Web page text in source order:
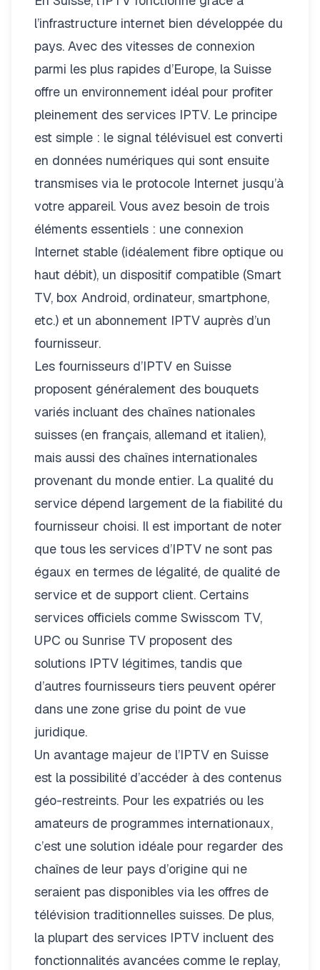
l’infrastructure internet bien développée du
pays. Avec des vitesses de connexion
parmi les plus rapides d’Europe, la Suisse
offre un environnement idéal pour profiter
pleinement des services IPTV. Le principe
est simple : le signal télévisuel est converti
en données numériques qui sont ensuite
transmises via le protocole Internet jusqu’à
votre appareil. Vous avez besoin de trois
éléments essentiels : une connexion
Internet stable (idéalement fibre optique ou
haut débit), un dispositif compatible (Smart
TV, box Android, ordinateur, smartphone,
etc.) et un abonnement IPTV auprès d’un
fournisseur.
Les fournisseurs d’IPTV en Suisse
proposent généralement des bouquets
variés incluant des chaînes nationales
suisses (en français, allemand et italien),
mais aussi des chaînes internationales
provenant du monde entier. La qualité du
service dépend largement de la fiabilité du
fournisseur choisi. Il est important de noter
que tous les services d’IPTV ne sont pas
égaux en termes de légalité, de qualité de
service et de support client. Certains
services officiels comme Swisscom TV,
UPC ou Sunrise TV proposent des
solutions IPTV légitimes, tandis que
d’autres fournisseurs tiers peuvent opérer
dans une zone grise du point de vue
juridique.
Un avantage majeur de l’IPTV en Suisse
est la possibilité d’accéder à des contenus
géo-restreints. Pour les expatriés ou les
amateurs de programmes internationaux,
c’est une solution idéale pour regarder des
chaînes de leur pays d’origine qui ne
seraient pas disponibles via les offres de
télévision traditionnelles suisses. De plus,
la plupart des services IPTV incluent des
fonctionnalités avancées comme le replay,